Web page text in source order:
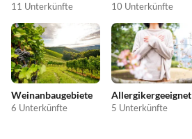
11 Unterkünfte 10 Unterkünfte
Weinanbaugebiete
6 Unterkünfte
Allergikergeeignet
5 Unterkünfte